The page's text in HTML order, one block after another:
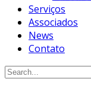
Serviços
Associados
News
Contato